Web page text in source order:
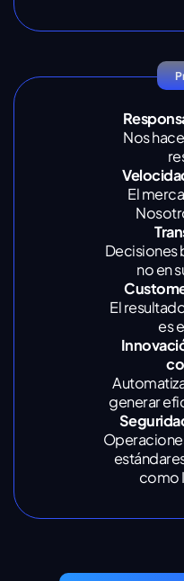
Nos
El
Decisiones
no en
El
es
generar
como